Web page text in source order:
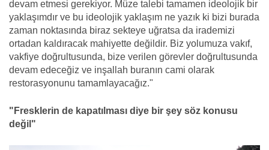
devam etmesi gerekiyor. Müze talebi tamamen ideolojik bir
yaklaşımdır ve bu ideolojik yaklaşım ne yazık ki bizi burada
zaman noktasında biraz sekteye uğratsa da irademizi
ortadan kaldıracak mahiyette değildir. Biz yolumuza vakıf,
vakfiye doğrultusunda, bize verilen görevler doğrultusunda
devam edeceğiz ve inşallah buranın cami olarak
restorasyonunu tamamlayacağız."
"Fresklerin de kapatılması diye bir şey söz konusu
değil"